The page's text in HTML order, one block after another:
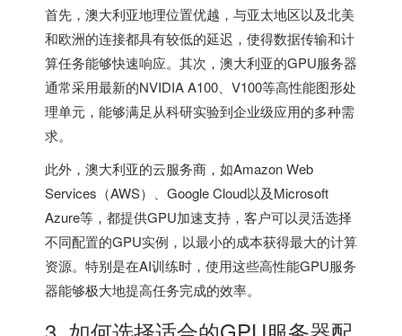
首先，澳大利亚地理位置优越，与亚太地区以及北美
和欧洲的连接都具有较低的延迟，使得数据传输和计
算任务能够快速响应。其次，澳大利亚的GPU服务器
通常采用最新的NVIDIA A100、V100等高性能图形处
理单元，能够满足从科研实验到企业级应用的多种需
求。
此外，澳大利亚的云服务商，如Amazon Web
Services（AWS）、Google Cloud以及Microsoft
Azure等，都提供GPU加速支持，客户可以灵活选择
不同配置的GPU实例，以最小的成本获得最大的计算
资源。特别是在AI训练时，使用这些高性能GPU服务
器能够极大地提高任务完成的效率。